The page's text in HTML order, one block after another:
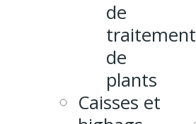
de
traitement
de
plants
Caisses et